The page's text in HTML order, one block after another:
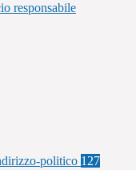
responsabile
politico 127